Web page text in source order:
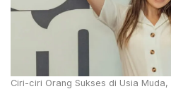
Ciri-ciri Orang Sukses di Usia Muda,